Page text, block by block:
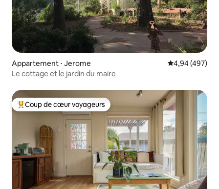
Appartement ⋅ Jerome Évaluation
4,94 (497)
Le cottage et le jardin du maire
Coups de cœur voyageurs les plus appréciés
Coup de cœur voyageurs